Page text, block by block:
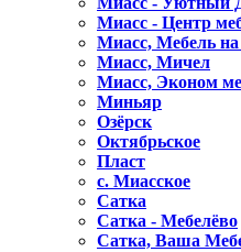
Миасс - Центр
Миасс, Мебель на
Миасс, Мичел
Миасс, Эконом
Миньяр
Озёрск
Октябрьское
Пласт
с. Миасское
Сатка
Сатка - Мебелёво
Сатка, Ваша